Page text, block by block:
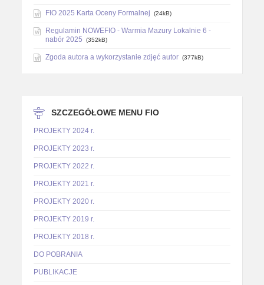
FIO 2025 Karta Oceny Formalnej (24kB)
Regulamin NOWEFIO - Warmia Mazury Lokalnie 6 -
nabór 2025
(352kB)
Zgoda autora a wykorzystanie zdjęć autor (377kB)
SZCZEGÓŁOWE MENU FIO
PROJEKTY 2024 r.
PROJEKTY 2023 r.
PROJEKTY 2022 r.
PROJEKTY 2021 r.
PROJEKTY 2020 r.
PROJEKTY 2019 r.
PROJEKTY 2018 r.
DO POBRANIA
PUBLIKACJE